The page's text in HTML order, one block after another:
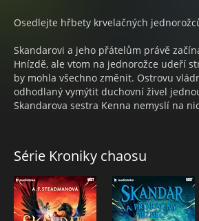
Osedlejte hřbety krvelačných
Skandarovi a jeho přátelům právě
Hnízdě, ale vtom na jednorožce udeří
by mohla všechno změnit. Ostrovu
odhodlaný vymýtit duchovní živel
Skandarova sestra Kenna nemyslí na
přátel už nemá času nazbyt. Musí
nevědí, jestli dokážou kletbu zastavit,
navždy za své.
A. F. STEADMANOVÁ
Série Kroniky chaosu